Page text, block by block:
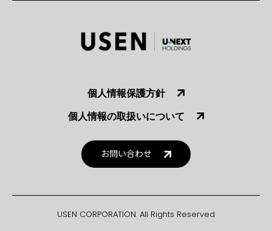
個人情報保護方針
個人情報の取扱いについて
お問い合わせ
USEN CORPORATION. All Rights Reserved